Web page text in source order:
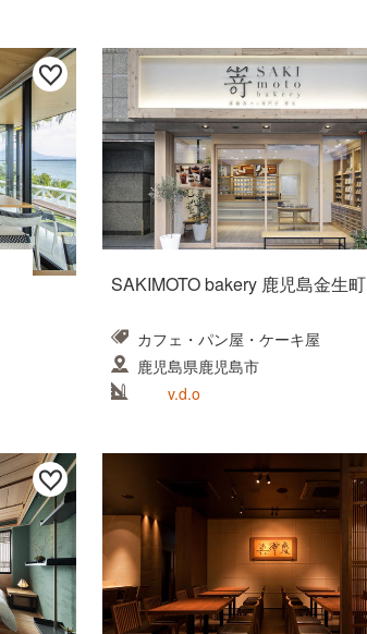
SAKIMOTO bakery 鹿児島金生町
カフェ・パン屋・ケーキ屋
鹿児島県鹿児島市
v.d.o